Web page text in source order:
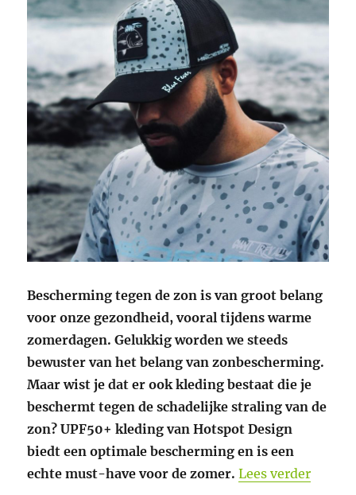
Bescherming tegen de zon is van groot belang
voor onze gezondheid, vooral tijdens warme
zomerdagen. Gelukkig worden we steeds
bewuster van het belang van zonbescherming.
Maar wist je dat er ook kleding bestaat die je
beschermt tegen de schadelijke straling van de
zon? UPF50+ kleding van Hotspot Design
biedt een optimale bescherming en is een
echte must-have voor de zomer. Lees verder